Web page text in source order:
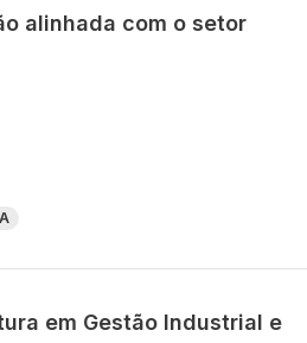
alinhada com o setor
em Gestão Industrial e